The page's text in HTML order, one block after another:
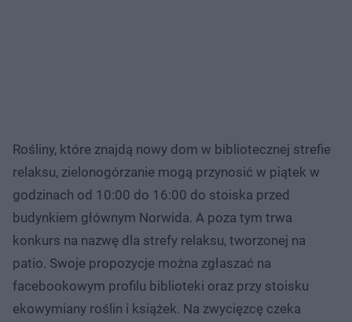
Rośliny, które znajdą nowy dom w bibliotecznej strefie
relaksu, zielonogórzanie mogą przynosić w piątek w
godzinach od 10:00 do 16:00 do stoiska przed
budynkiem głównym Norwida. A poza tym trwa
konkurs na nazwę dla strefy relaksu, tworzonej na
patio. Swoje propozycje można zgłaszać na
facebookowym profilu biblioteki oraz przy stoisku
ekowymiany roślin i książek. Na zwycięzcę czeka